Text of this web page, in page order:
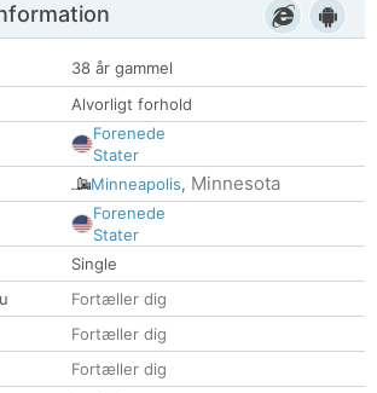
38 år gammel
Alvorligt forhold
Forenede
Stater
Minneapolis, Minnesota
Forenede
Stater
Single
Fortæller dig
Fortæller dig
Fortæller dig